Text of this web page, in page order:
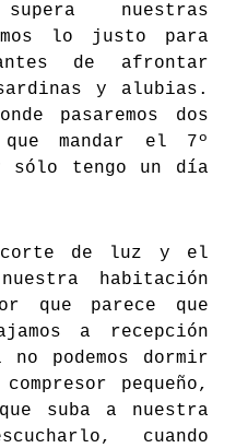
nuestras
lo justo para
de afrontar
y alubias.
pasaremos dos
mandar el 7º
tengo un día
corte de luz y el
habitación
que parece que
a recepción
podemos dormir
pequeño,
suba a nuestra
cuando